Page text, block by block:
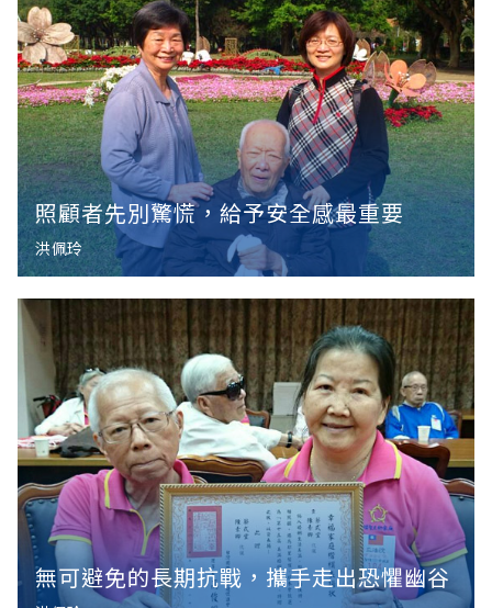
照顧者先別驚慌，給予安全感最重要
洪佩玲
無可避免的長期抗戰，攜手走出恐懼幽谷